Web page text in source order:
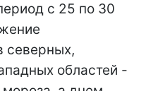
с 25 по 30
северных,
областей -